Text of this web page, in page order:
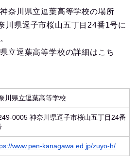
奈川県立逗葉高等学校の場所
川県逗子市桜山五丁目24番1号に
立逗葉高等学校の詳細はこち
川県立逗葉高等学校
0005 神奈川県逗子市桜山五丁目24番
www.pen-kanagawa.ed.jp/zuyo-h/